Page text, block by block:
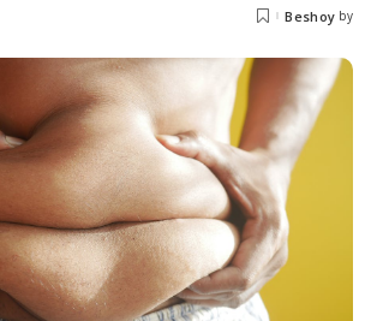
Posted
by
Beshoy